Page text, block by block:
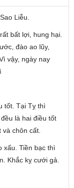
Liễu.
bất lợi, hung hại.
đào ao lũy,
vậy, ngày nay
tốt. Tại Tỵ thì
là hai điều tốt
chôn cất.
xấu. Tiền bạc thì
Khắc kỵ cưới gả.